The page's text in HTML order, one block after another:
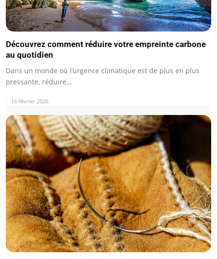
Découvrez comment réduire votre empreinte carbone
au quotidien
Dans un monde où l’urgence climatique est de plus en plus
pressante, réduire…
16 février 2026